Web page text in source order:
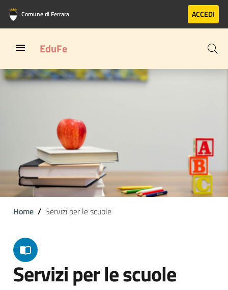
Vai al contenuto principale
Vai al footer
Comune di Ferrara ACCEDI
EduFe
Home Servizi per le scuole
Servizi per le scuole